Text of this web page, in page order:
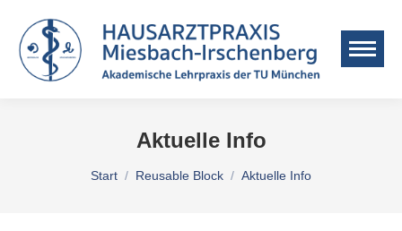
Aktuelle Info
Sie befinden sich hier:
Start Reusable Block Aktuelle Info